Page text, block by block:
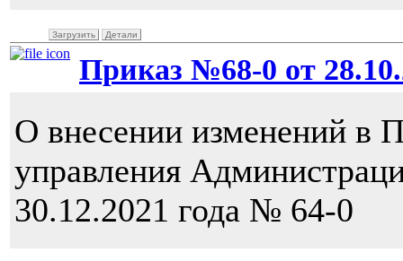
Загрузить Детали
Приказ №68-0 от
О внесении изменений в
управления
30.12.2021 года № 64-0